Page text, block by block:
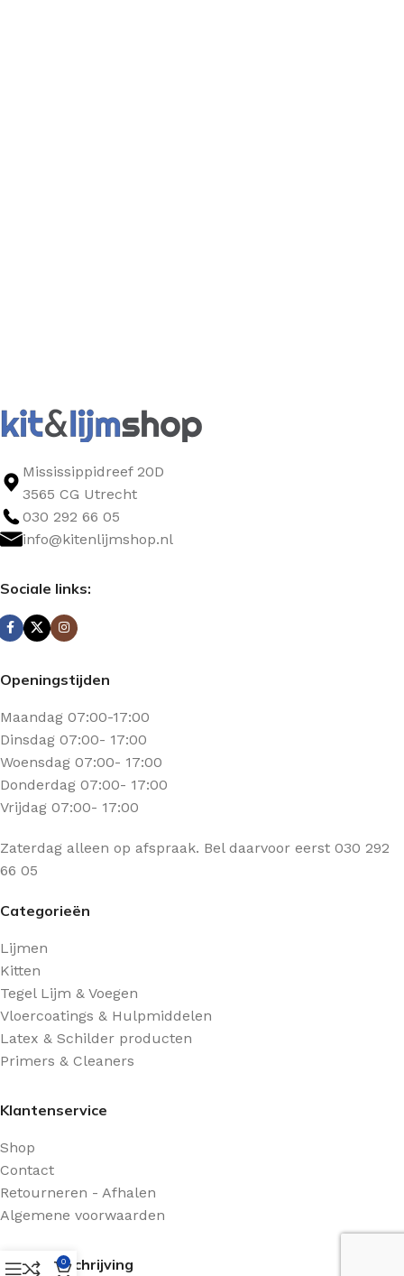
Mississippidreef 20D
3565 CG Utrecht
030 292 66 05
info@kitenlijmshop.nl
Sociale links:
Openingstijden
Maandag 07:00-17:00
Dinsdag 07:00- 17:00
Woensdag 07:00- 17:00
Donderdag 07:00- 17:00
Vrijdag 07:00- 17:00
Zaterdag alleen op afspraak. Bel daarvoor eerst 030 292
66 05
Categorieën
Lijmen
Kitten
Tegel Lijm & Voegen
Vloercoatings & Hulpmiddelen
Latex & Schilder producten
Primers & Cleaners
Klantenservice
Shop
Contact
Retourneren - Afhalen
Algemene voorwaarden
Route Beschrijving
0